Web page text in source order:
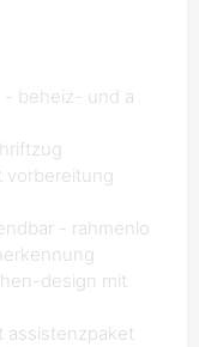
beheiz- und a
vorbereitung
- rahmenlo
design mit
assistenzpaket